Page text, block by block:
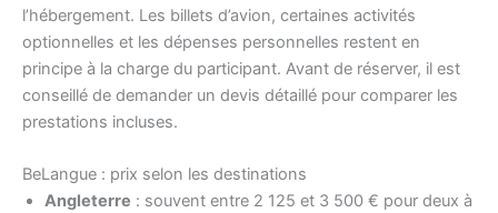
l’hébergement. Les billets d’avion, certaines activités
optionnelles et les dépenses personnelles restent en
principe à la charge du participant. Avant de réserver, il est
conseillé de demander un devis détaillé pour comparer les
prestations incluses.
BeLangue : prix selon les destinations
Angleterre : souvent entre 2 125 et 3 500 € pour deux à